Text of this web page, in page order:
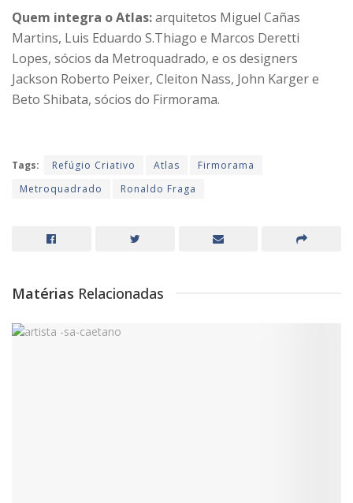
Quem integra o Atlas:arquitetos Miguel Cañas
Martins, Luis Eduardo S.Thiago e Marcos Deretti
Lopes, sócios da Metroquadrado, e os designers
Jackson Roberto Peixer, Cleiton Nass, John Karger e
Beto Shibata, sócios do Firmorama.
Tags: Refúgio Criativo Atlas
Firmorama
Metroquadrado
Ronaldo Fraga
Matérias Relacionadas